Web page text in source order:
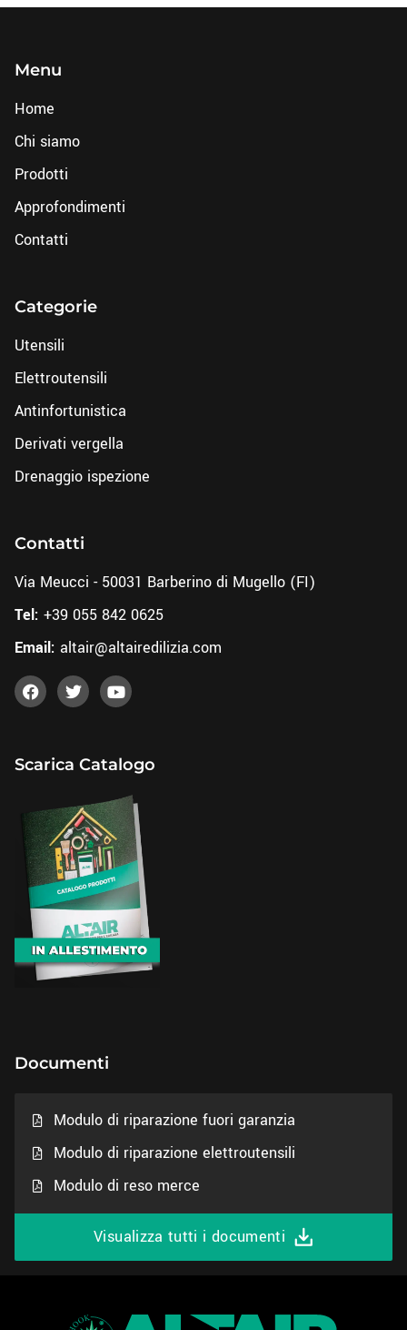
Menu
Home
Chi siamo
Prodotti
Approfondimenti
Contatti
Categorie
Utensili
Elettroutensili
Antinfortunistica
Derivati vergella
Drenaggio ispezione
Contatti
Via Meucci - 50031 Barberino di Mugello (FI)
Tel: +39 055 842 0625
Email: altair@altairedilizia.com
Scarica Catalogo
Documenti
Modulo di riparazione fuori garanzia
Modulo di riparazione elettroutensili
Modulo di reso merce
Visualizza tutti i documenti